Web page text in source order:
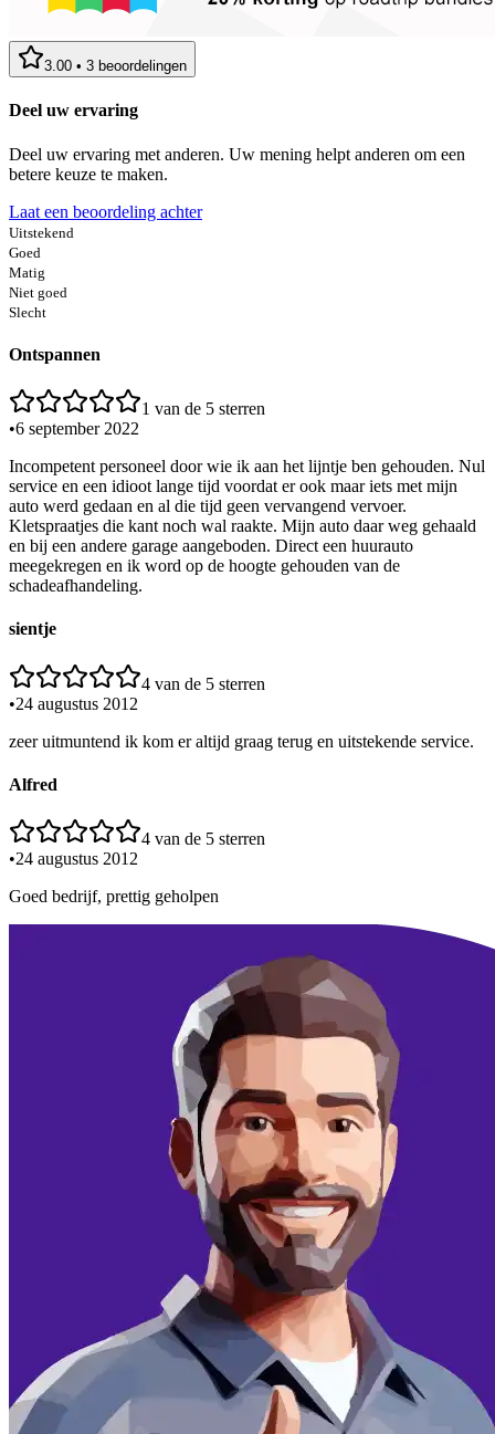
3.00 • 3 beoordelingen
Deel uw ervaring
Deel uw ervaring met anderen. Uw mening helpt anderen om een
betere keuze te maken.
Laat een beoordeling achter
Uitstekend
Goed
Matig
Niet goed
Slecht
Ontspannen
1 van de 5 sterren
•6 september 2022
Incompetent personeel door wie ik aan het lijntje ben gehouden. Nul
service en een idioot lange tijd voordat er ook maar iets met mijn
auto werd gedaan en al die tijd geen vervangend vervoer.
Kletspraatjes die kant noch wal raakte. Mijn auto daar weg gehaald
en bij een andere garage aangeboden. Direct een huurauto
meegekregen en ik word op de hoogte gehouden van de
schadeafhandeling.
sientje
4 van de 5 sterren
•24 augustus 2012
zeer uitmuntend ik kom er altijd graag terug en uitstekende service.
Alfred
4 van de 5 sterren
•24 augustus 2012
Goed bedrijf, prettig geholpen